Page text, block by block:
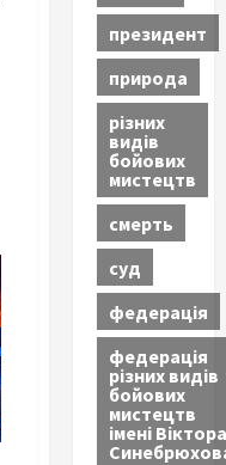
президент
природа
різних
видів
бойових
мистецтв
смерть
суд
федерація
федерація
різних видів
бойових
мистецтв
імені Віктора